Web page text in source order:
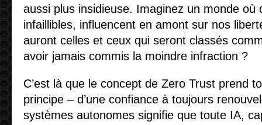
aussi plus insidieuse. Imaginez un monde où
infaillibles, influencent en amont sur nos
auront celles et ceux qui seront classés
avoir jamais commis la moindre infraction ?
C’est là que le concept de Zero Trust prend
principe – d’une confiance à toujours
systèmes autonomes signifie que toute IA,